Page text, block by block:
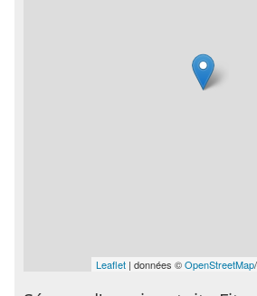
Leaflet | données ©OpenStreetMap